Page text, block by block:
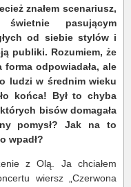
znałem scenariusz,
pasującym
od siebie stylów i
publiki. Rozumiem, że
odpowiadała, ale
ludzi w średnim wieku
końca! Był to chyba
bisów domagała
pomysł? Jak na to
wpadł?
z Olą. Ja chciałem
wiersz „Czerwona